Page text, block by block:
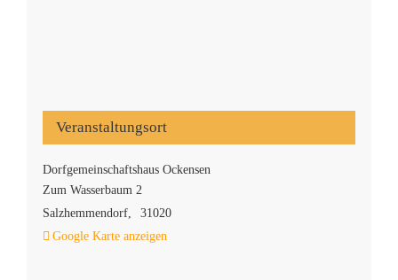
Veranstaltungsort
Dorfgemeinschaftshaus Ockensen
Zum Wasserbaum 2
Salzhemmendorf,
31020
Google Karte anzeigen